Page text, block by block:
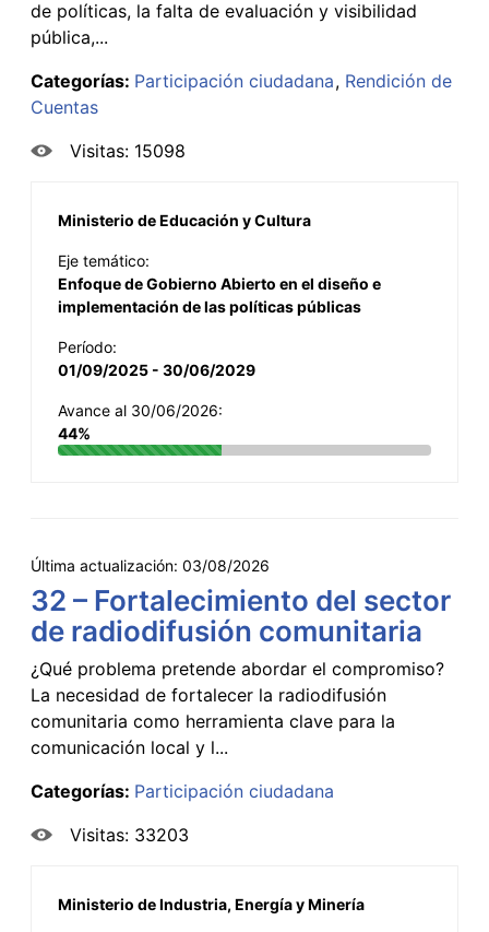
de políticas, la falta de evaluación y visibilidad
pública,...
Categorías: Participación ciudadana Rendición de
Cuentas
Visitas: 15098
Ministerio de Educación y Cultura
Eje temático:
Enfoque de Gobierno Abierto en el diseño e
implementación de las políticas públicas
Período:
01/09/2025 - 30/06/2029
Avance al 30/06/2026:
44%
Última actualización: 03/08/2026
32 – Fortalecimiento del sector
de radiodifusión comunitaria
¿Qué problema pretende abordar el compromiso?
La necesidad de fortalecer la radiodifusión
comunitaria como herramienta clave para la
comunicación local y l...
Categorías: Participación ciudadana
Visitas: 33203
Ministerio de Industria, Energía y Minería